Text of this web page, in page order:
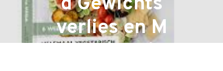
verlies en M